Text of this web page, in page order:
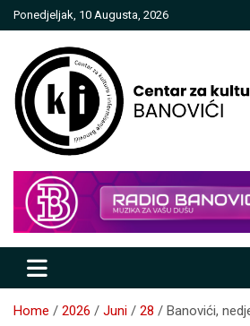
Skip
to
Ponedjeljak, 10 Augusta, 2026
Centar za kulturu i
Banovići
Home 2026 Juni 28 Banovići,